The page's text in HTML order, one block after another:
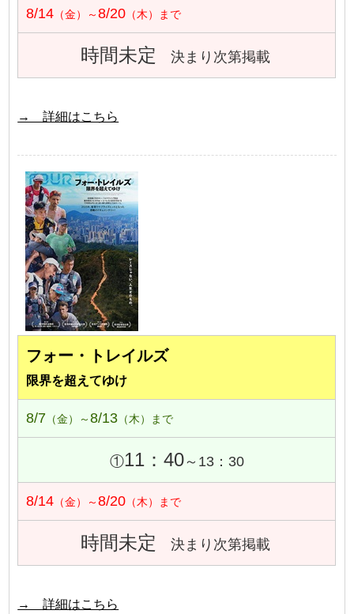
8/14 （金）～8/20 （木）まで
時間未定 決まり次第掲載
→ 詳細はこちら
フォー・トレイルズ
限界を超えてゆけ
8/7 （金）～8/13 （木）まで
①11：40～13：30
8/14 （金）～8/20 （木）まで
時間未定 決まり次第掲載
→ 詳細はこちら